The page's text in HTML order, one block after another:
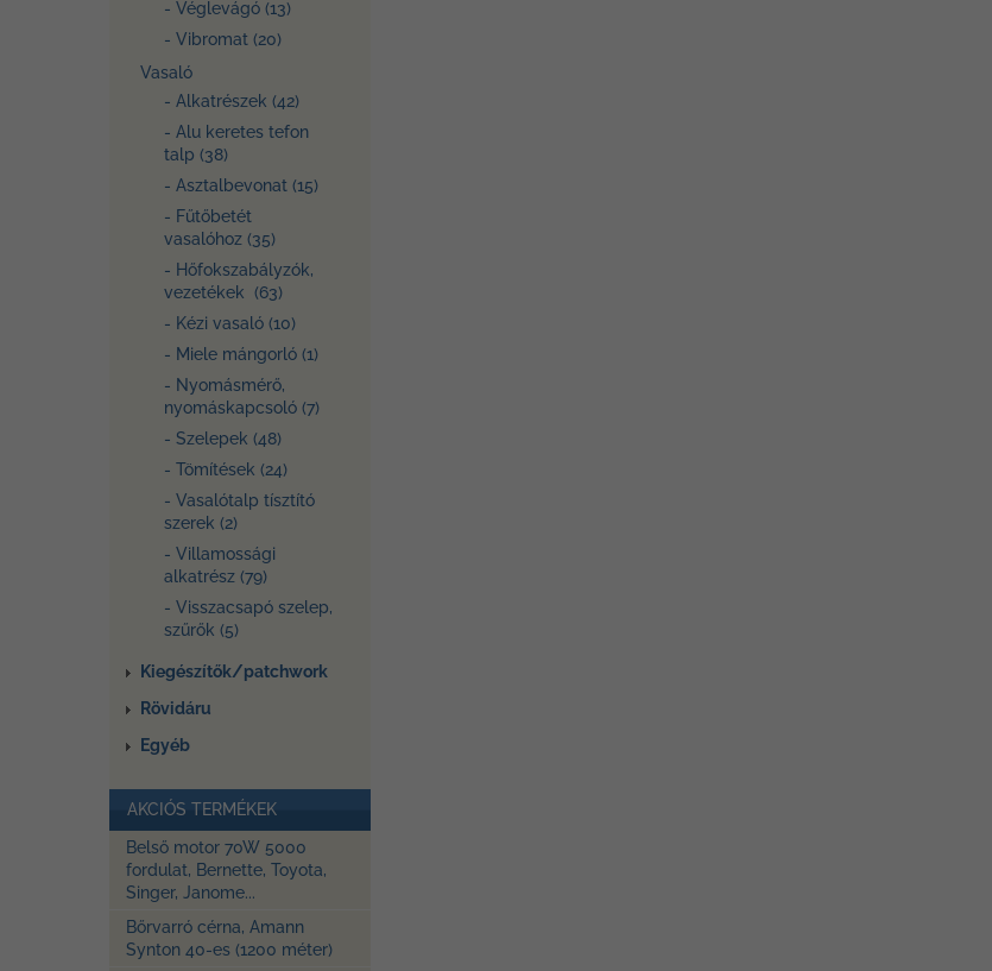
- Véglevágó (13)
- Vibromat (20)
Vasaló
- Alkatrészek (42)
- Alu keretes tefon
talp (38)
- Asztalbevonat (15)
- Fűtőbetét
vasalóhoz (35)
- Hőfokszabályzók,
vezetékek (63)
- Kézi vasaló (10)
- Miele mángorló (1)
- Nyomásmérő,
nyomáskapcsoló (7)
- Szelepek (48)
- Tömítések (24)
- Vasalótalp tísztító
szerek (2)
- Villamossági
alkatrész (79)
- Visszacsapó szelep,
szűrők (5)
Kiegészítők/patchwork
Rövidáru
Egyéb
AKCIÓS TERMÉKEK
Belső motor 70W 5000
fordulat, Bernette, Toyota,
Singer, Janome...
Bőrvarró cérna, Amann
Synton 40-es (1200 méter)